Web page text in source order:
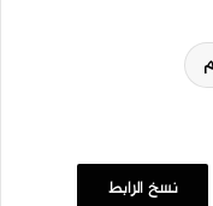
نسخ الرابط